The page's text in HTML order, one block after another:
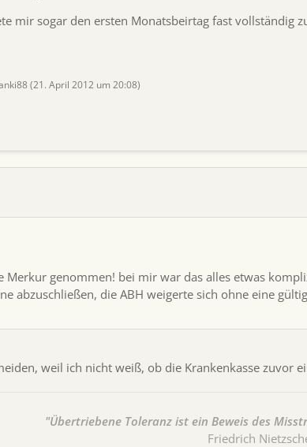
mir sogar den ersten Monatsbeirtag fast vollständig
(21. April 2012 um 20:08)
Merkur genommen! bei mir war das alles etwas
abzuschließen, die ABH weigerte sich ohne eine
weil ich nicht weiß, ob die Krankenkasse zuvor
"Übertriebene Toleranz ist ein Beweis des
Friedrich